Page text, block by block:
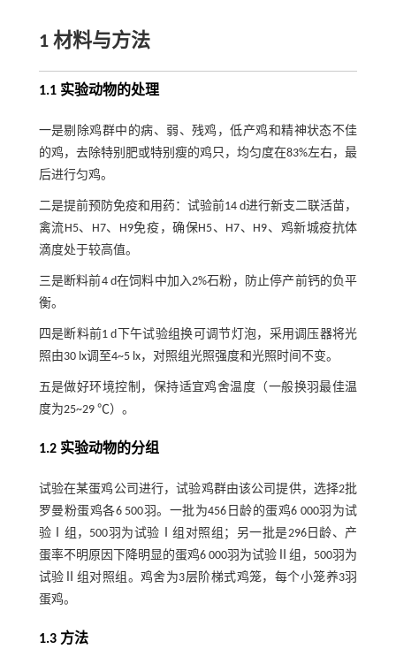
1 材料与方法
1.1 实验动物的处理
一是剔除鸡群中的病、弱、残鸡，低产鸡和精神状态不佳
的鸡，去除特别肥或特别瘦的鸡只，均匀度在83%左右，最
后进行匀鸡。
二是提前预防免疫和用药：试验前14 d进行新支二联活苗，
禽流H5、H7、H9免疫，确保H5、H7、H9、鸡新城疫抗体
滴度处于较高值。
三是断料前4 d在饲料中加入2%石粉，防止停产前钙的负平
衡。
四是断料前1 d下午试验组换可调节灯泡，采用调压器将光
照由30 lx调至4~5 lx，对照组光照强度和光照时间不变。
五是做好环境控制，保持适宜鸡舍温度（一般换羽最佳温
度为25~29 ℃）。
1.2 实验动物的分组
试验在某蛋鸡公司进行，试验鸡群由该公司提供，选择2批
罗曼粉蛋鸡各6 500羽。一批为456日龄的蛋鸡6 000羽为试
验Ⅰ组，500羽为试验Ⅰ组对照组；另一批是296日龄、产
蛋率不明原因下降明显的蛋鸡6 000羽为试验Ⅱ组，500羽为
试验Ⅱ组对照组。鸡舍为3层阶梯式鸡笼，每个小笼养3羽
蛋鸡。
1.3 方法